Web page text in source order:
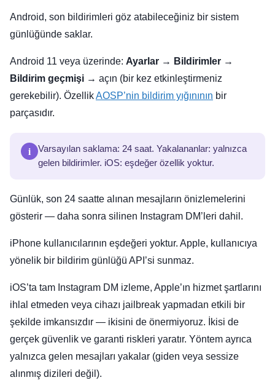
Android, son bildirimleri göz atabileceğiniz bir sistem
günlüğünde saklar.
Android 11 veya üzerinde: Ayarlar → Bildirimler →
Bildirim geçmişi → açın (bir kez etkinleştirmeniz
gerekebilir). ÖzellikAOSP’nin bildirim yığınının bir
parçasıdır.
i
Varsayılan saklama: 24 saat. Yakalananlar: yalnızca
gelen bildirimler. iOS: eşdeğer özellik yoktur.
Günlük, son 24 saatte alınan mesajların önizlemelerini
gösterir — daha sonra silinen Instagram DM’leri dahil.
iPhone kullanıcılarının eşdeğeri yoktur. Apple, kullanıcıya
yönelik bir bildirim günlüğü API’si sunmaz.
iOS’ta tam Instagram DM izleme, Apple’ın hizmet şartlarını
ihlal etmeden veya cihazı jailbreak yapmadan etkili bir
şekilde imkansızdır — ikisini de önermiyoruz. İkisi de
gerçek güvenlik ve garanti riskleri yaratır. Yöntem ayrıca
yalnızca gelen mesajları yakalar (giden veya sessize
alınmış dizileri değil).